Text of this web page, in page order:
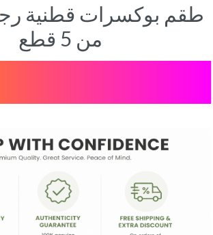
طقم بوكسرات قطنية
من 5 قطع